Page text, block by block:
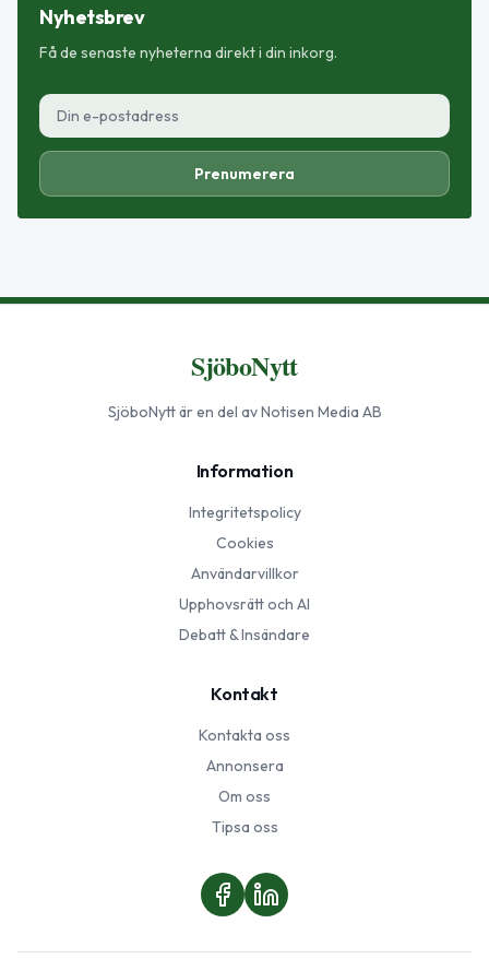
Nyhetsbrev
Få de senaste nyheterna direkt i din inkorg.
Prenumerera
SjöboNytt
SjöboNyttär en del av Notisen Media AB
Information
Integritetspolicy
Cookies
Användarvillkor
Upphovsrätt och AI
Debatt & Insändare
Kontakt
Kontakta oss
Annonsera
Om oss
Tipsa oss